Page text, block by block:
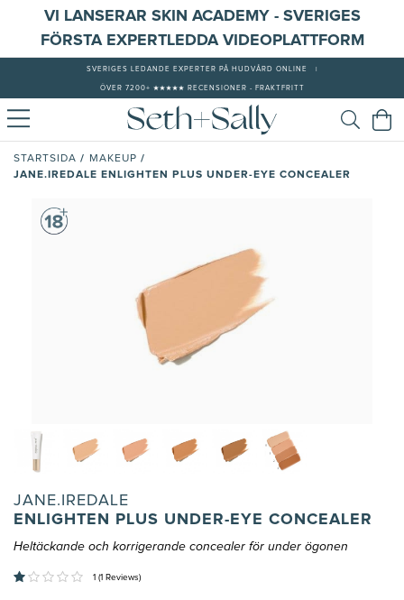
VI LANSERAR SKIN ACADEMY - SVERIGES
FÖRSTA EXPERTLEDDA VIDEOPLATTFORM
SVERIGES LEDANDE EXPERTER PÅ HUDVÅRD ONLINE
ÖVER 7200+ ★★★★★ RECENSIONER - FRAKTFRITT
STARTSIDA / MAKEUP /
JANE.IREDALE ENLIGHTEN PLUS UNDER-EYE CONCEALER
JANE.IREDALE
ENLIGHTEN PLUS UNDER-EYE CONCEALER
Heltäckande och korrigerande concealer för under ögonen
1 (1 Reviews)